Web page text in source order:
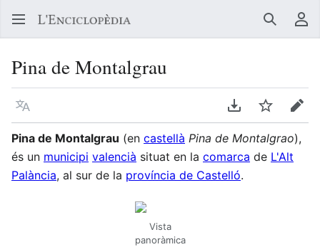
Buscar
Pina de Montalgrau
Llegir en un atre idioma Descarregar en
Vigilar
Pina de Montalgrau (en castellà Pina de Montalgrao),
és un municipi valencià situat en la comarca de L'Alt
Palància, al sur de la província de Castelló.
Vista
panoràmica